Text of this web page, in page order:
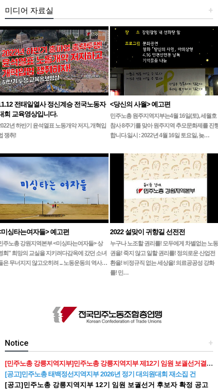
+
미디어 자료실
전태일열사 정신계승 전국노동자
회 교육영상입니다.
년 하반기 윤석열표 노동개악 저지, 개혁입
쟁취!
<당신의 사월> 예고편
민주노총 원주지역지부는4월 16일(토), 세월호
참사 8주기를 맞아 원주지역 추모문화제를 진
합니다.일시 : 2022년 4월 16일 토요일, 늦…
미싱타는여자들> 예고편
주노총 강원지역본부 <미싱타는여자들> 상
회" 희망의 교실을 지키려다감옥에 갔던 소녀
은 무너지지 않고오히려 ... 노동운동의 역사…
2022 설맞이 귀향길 선전전
누구나 노조할 권리를! 모두에게 차별없는 노동
권을! 죽지 않고 일할 권리를! 정의로운 산업전
환을! 비정규직 없는 세상을! 의료공공성 강화
를! 민…
+
Notice
[민주노총 강릉지역지부]민주노총 강릉지역지부 제12기 임원 보궐선거결과 공고
[공고]민주노총 태백정선지역지부 2026년 정기 대의원대회 재소집 건
[공고]민주노총 강릉지역지부 12기 임원 보궐선거 후보자 확정 공고